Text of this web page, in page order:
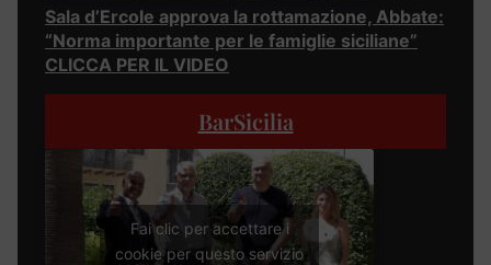
Sala d’Ercole approva la rottamazione, Abbate:
“Norma importante per le famiglie siciliane”
CLICCA PER IL VIDEO
BarSicilia
Fai clic per accettare i
cookie per questo servizio